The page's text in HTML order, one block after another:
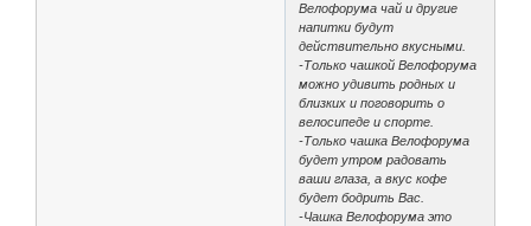
Велофорума чай и другие
напитки будут
действительно вкусными.
-Только чашкой Велофорума
можно удивить родных и
близких и поговорить о
велосипеде и спорте.
-Только чашка Велофорума
будет утром радовать
ваши глаза, а вкус кофе
будет бодрить Вас.
-Чашка Велофорума это